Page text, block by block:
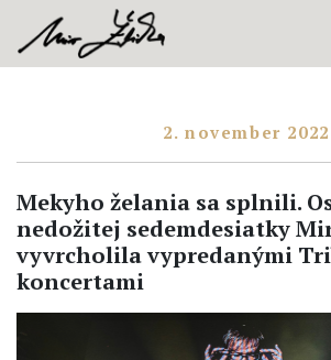
2. november 2022
Mekyho želania sa splnili.
nedožitej sedemdesiatky
vyvrcholila vypredanými
koncertami